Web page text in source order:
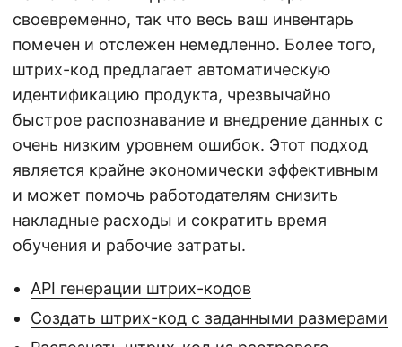
своевременно, так что весь ваш инвентарь
помечен и отслежен немедленно. Более того,
штрих-код предлагает автоматическую
идентификацию продукта, чрезвычайно
быстрое распознавание и внедрение данных с
очень низким уровнем ошибок. Этот подход
является крайне экономически эффективным
и может помочь работодателям снизить
накладные расходы и сократить время
обучения и рабочие затраты.
API генерации штрих-кодов
Создать штрих-код с заданными размерами